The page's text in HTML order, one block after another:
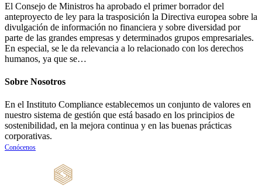
El Consejo de Ministros ha aprobado el primer borrador del
anteproyecto de ley para la trasposición la Directiva europea sobre la
divulgación de información no financiera y sobre diversidad por
parte de las grandes empresas y determinados grupos empresariales.
En especial, se le da relevancia a lo relacionado con los derechos
humanos, ya que se…
Sobre Nosotros
En el Instituto Compliance establecemos un conjunto de valores en
nuestro sistema de gestión que está basado en los principios de
sostenibilidad, en la mejora continua y en las buenas prácticas
corporativas.
Conócenos